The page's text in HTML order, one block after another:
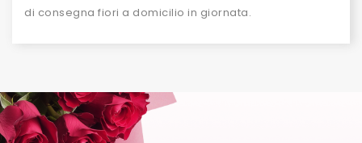
di consegna fiori a domicilio in giornata.